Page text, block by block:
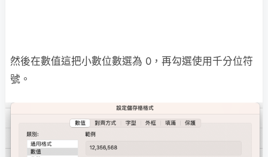
然後在數值這把小數位數選為 0，再勾選使用千分位符
號。